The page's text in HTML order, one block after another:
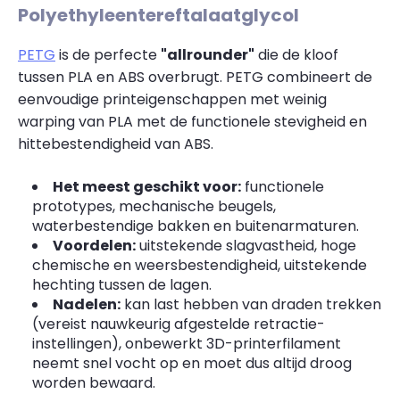
Polyethyleentereftalaatglycol
PETG is de perfecte "allrounder" die de kloof
tussen PLA en ABS overbrugt. PETG combineert de
eenvoudige printeigenschappen met weinig
warping van PLA met de functionele stevigheid en
hittebestendigheid van ABS.
Het meest geschikt voor: functionele
prototypes, mechanische beugels,
waterbestendige bakken en buitenarmaturen.
Voordelen:uitstekende slagvastheid, hoge
chemische en weersbestendigheid, uitstekende
hechting tussen de lagen.
Nadelen: kan last hebben van draden trekken
(vereist nauwkeurig afgestelde retractie-
instellingen), onbewerkt 3D-printerfilament
neemt snel vocht op en moet dus altijd droog
worden bewaard.